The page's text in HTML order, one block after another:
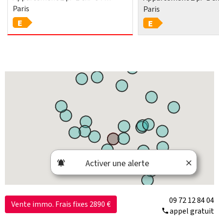
Activer une alerte
Paris
E
Paris
E
Vente immo. Frais fixes 2890 €
09 72 12 84 04
appel gratuit